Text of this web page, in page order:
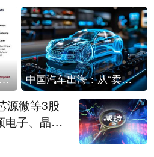
65%的份额：iPhone 17系列功不可没 中国汽车出海：从“卖出去”到“走进去”
源微等3股
电子、晶华